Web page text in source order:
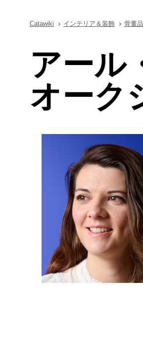
Catawiki インテリア＆装飾 骨董品
アール
オーク